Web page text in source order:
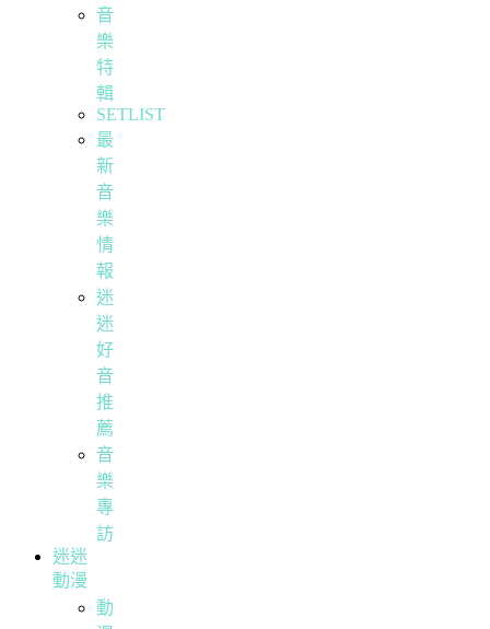
音
樂
特
輯
SETLIST
最
新
音
樂
情
報
迷
迷
好
音
推
薦
音
樂
專
訪
迷迷
動漫
動